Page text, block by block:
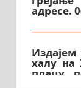
плацу
064/321-